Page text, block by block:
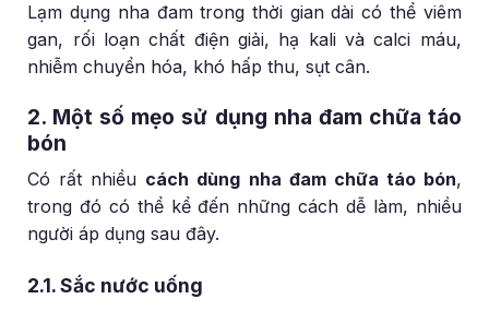
Lạm dụng nha đam trong thời gian dài có thể viêm
gan, rối loạn chất điện giải, hạ kali và calci máu,
nhiễm chuyển hóa, khó hấp thu, sụt cân.
2. Một số mẹo sử dụng nha đam chữa táo
bón
Có rất nhiều cách dùng nha đam chữa táo bón,
trong đó có thể kể đến những cách dễ làm, nhiều
người áp dụng sau đây.
2.1. Sắc nước uống